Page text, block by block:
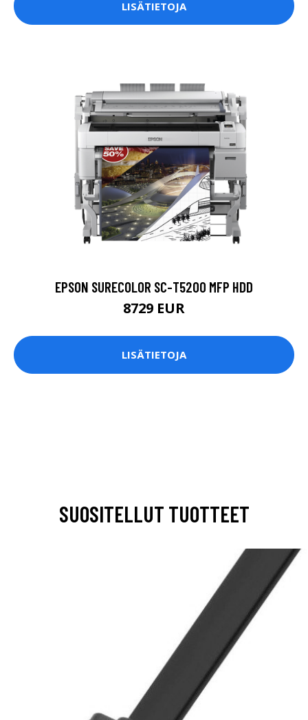
LISÄTIETOJA
EPSON SURECOLOR SC-T5200 MFP HDD
8729 EUR
LISÄTIETOJA
SUOSITELLUT TUOTTEET